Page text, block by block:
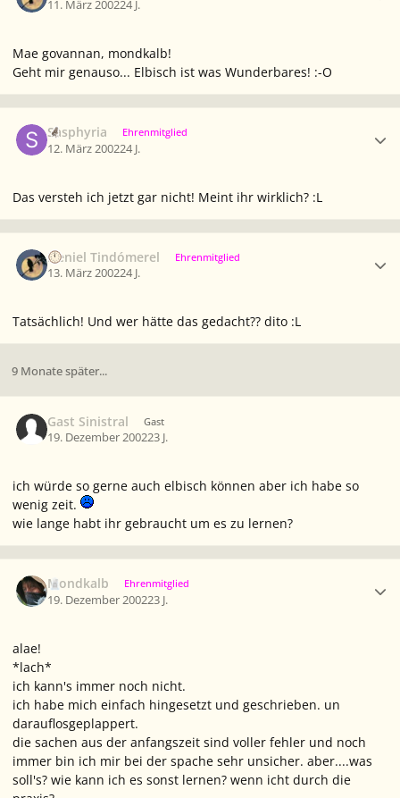
11. März 200224 J.
Mae govannan, mondkalb!
Geht mir genauso... Elbisch ist was Wunderbares! :-O
Sasphyria Ehrenmitglied
12. März 200224 J.
Das versteh ich jetzt gar nicht! Meint ihr wirklich? :L
Neniel Tindómerel Ehrenmitglied
13. März 200224 J.
Tatsächlich! Und wer hätte das gedacht?? dito :L
9 Monate später...
Gast Sinistral Gast
19. Dezember 200223 J.
ich würde so gerne auch elbisch können aber ich habe so
wenig zeit.
wie lange habt ihr gebraucht um es zu lernen?
Mondkalb Ehrenmitglied
19. Dezember 200223 J.
alae!
*lach*
ich kann's immer noch nicht.
ich habe mich einfach hingesetzt und geschrieben. un
darauflosgeplappert.
die sachen aus der anfangszeit sind voller fehler und noch
immer bin ich mir bei der spache sehr unsicher. aber....was
soll's? wie kann ich es sonst lernen? wenn icht durch die